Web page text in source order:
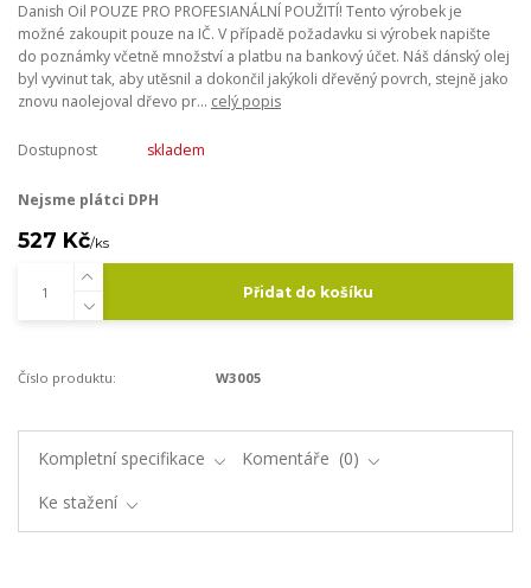
Danish Oil POUZE PRO PROFESIANÁLNÍ POUŽITÍ! Tento výrobek je
možné zakoupit pouze na IČ. V případě požadavku si výrobek napište
do poznámky včetně množství a platbu na bankový účet. Náš dánský olej
byl vyvinut tak, aby utěsnil a dokončil jakýkoli dřevěný povrch, stejně jako
znovu naolejoval dřevo pr... celý popis
Dostupnost skladem
Nejsme plátci DPH
527 Kč/ks
Přidat do košíku
Číslo produktu: W3005
Kompletní specifikace Komentáře
0
Ke stažení